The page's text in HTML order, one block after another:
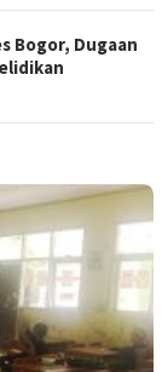
Bogor, Dugaan